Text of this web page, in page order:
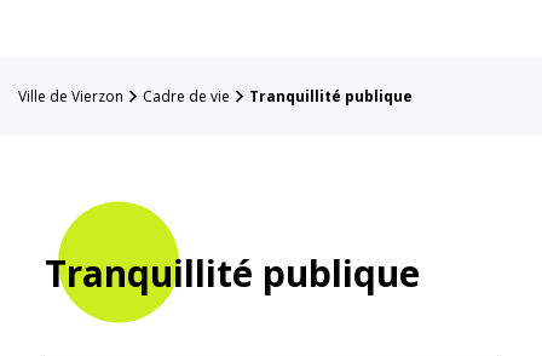
Mairie
Ville de Vierzon Cadre de vie Tranquillité publique
Tranquillité publique